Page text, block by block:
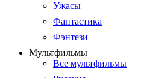
Ужасы
Фантастика
Фэнтези
Мультфильмы
Все мультфильмы